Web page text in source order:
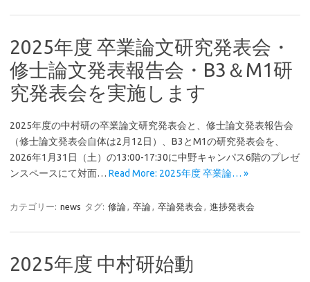
2025年度 卒業論文研究発表会・
修士論文発表報告会・B3＆M1研
究発表会を実施します
2025年度の中村研の卒業論文研究発表会と、修士論文発表報告会
（修士論文発表会自体は2月12日）、B3とM1の研究発表会を、
2026年1月31日（土）の13:00-17:30に中野キャンパス6階のプレゼ
ンスペースにて対面… Read More: 2025年度 卒業論… »
カテゴリー: news タグ: 修論, 卒論, 卒論発表会 , 進捗発表会
2025年度 中村研始動